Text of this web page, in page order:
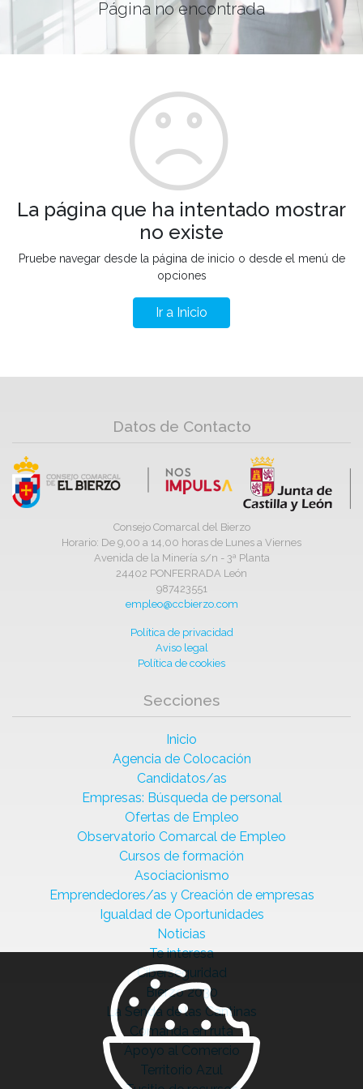
Página no encontrada
La página que ha intentado mostrar
no existe
Pruebe navegar desde la página de inicio o desde el menú de
opciones
Ir a Inicio
Datos de Contacto
Consejo Comarcal del Bierzo
Horario: De 9,00 a 14,00 horas de Lunes a Viernes
Avenida de la Minería s/n - 3ª Planta
24402 PONFERRADA León
987423551
empleo@ccbierzo.com
Política de privacidad
Aviso legal
Política de cookies
Secciones
Inicio
Agencia de Colocación
Candidatos/as
Empresas: Búsqueda de personal
Ofertas de Empleo
Observatorio Comarcal de Empleo
Cursos de formación
Asociacionismo
Emprendedores/as y Creación de empresas
Igualdad de Oportunidades
Noticias
Te interesa
Ciberseguridad
Bierzo 2030
La Senda de las Cantinas
Comanda en ruta
Apoyo al Comercio
Territorio Azul